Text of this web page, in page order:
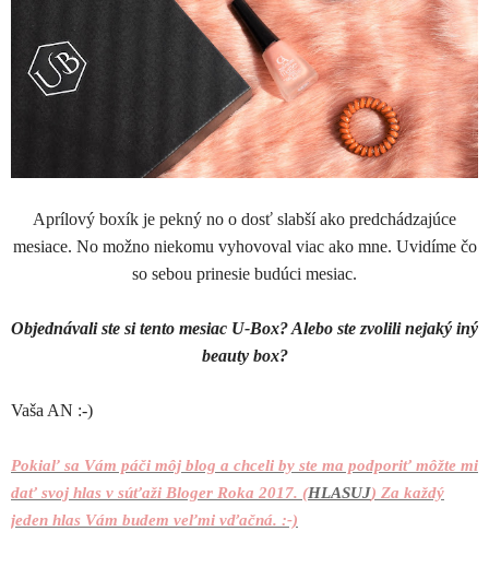
Aprílový boxík je pekný no o dosť slabší ako predchádzajúce
mesiace. No možno niekomu vyhovoval viac ako mne. Uvidíme čo
so sebou prinesie budúci mesiac.
Objednávali ste si tento mesiac U-Box? Alebo ste zvolili nejaký iný
beauty box?
Vaša AN :-)
Pokiaľ sa Vám páči môj blog a chceli by ste ma podporiť môžte mi
dať svoj hlas v súťaži Bloger Roka 2017. (HLASUJ) Za každý
jeden hlas Vám budem veľmi vďačná. :-)